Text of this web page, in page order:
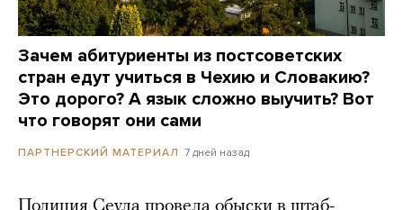
Зачем абитуриенты из постсоветских
стран едут учиться в Чехию и Словакию?
Это дорого? А язык сложно выучить? Вот
что говорят они сами
ПАРТНЕРСКИЙ МАТЕРИАЛ 7 дней назад
Полиция Сеула провела обыски в штаб-